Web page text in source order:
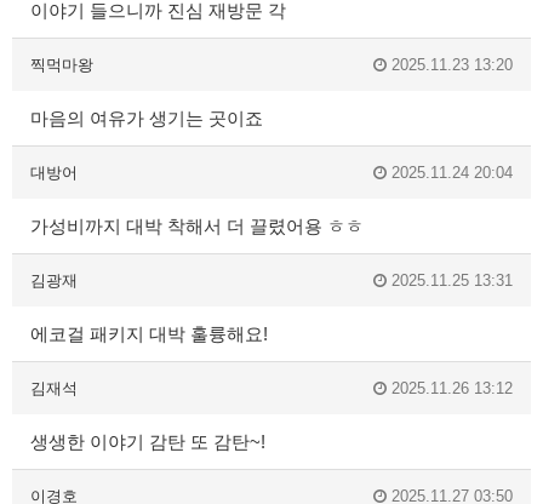
이야기 들으니까 진심 재방문 각
찍먹마왕 2025.11.23 13:20
마음의 여유가 생기는 곳이죠
대방어 2025.11.24 20:04
가성비까지 대박 착해서 더 끌렸어용 ㅎㅎ
김광재 2025.11.25 13:31
에코걸 패키지 대박 훌륭해요!
김재석 2025.11.26 13:12
생생한 이야기 감탄 또 감탄~!
이경호 2025.11.27 03:50